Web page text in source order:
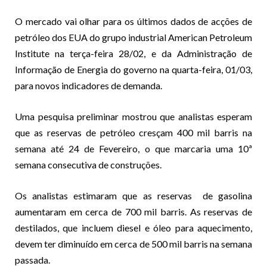
O mercado vai olhar para os últimos dados de acções de
petróleo dos EUA do grupo industrial American Petroleum
Institute na terça-feira 28/02, e da Administração de
Informação de Energia do governo na quarta-feira, 01/03,
para novos indicadores de demanda.
Uma pesquisa preliminar mostrou que analistas esperam
que as reservas de petróleo cresçam 400 mil barris na
semana até 24 de Fevereiro, o que marcaria uma 10ª
semana consecutiva de construções.
Os analistas estimaram que as reservas de gasolina
aumentaram em cerca de 700 mil barris. As reservas de
destilados, que incluem diesel e óleo para aquecimento,
devem ter diminuído em cerca de 500 mil barris na semana
passada.